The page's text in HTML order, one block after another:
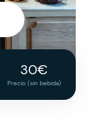
30€
Precio (sin bebida)